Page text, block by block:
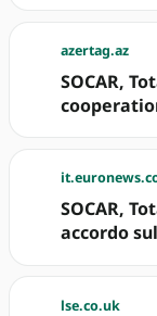
azertag.az
SOCAR,
SOCAR,
accordo
lse.co.uk